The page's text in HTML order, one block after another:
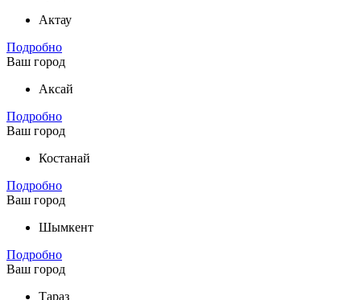
Актау
Подробно
Ваш город
Аксай
Подробно
Ваш город
Костанай
Подробно
Ваш город
Шымкент
Подробно
Ваш город
Тараз